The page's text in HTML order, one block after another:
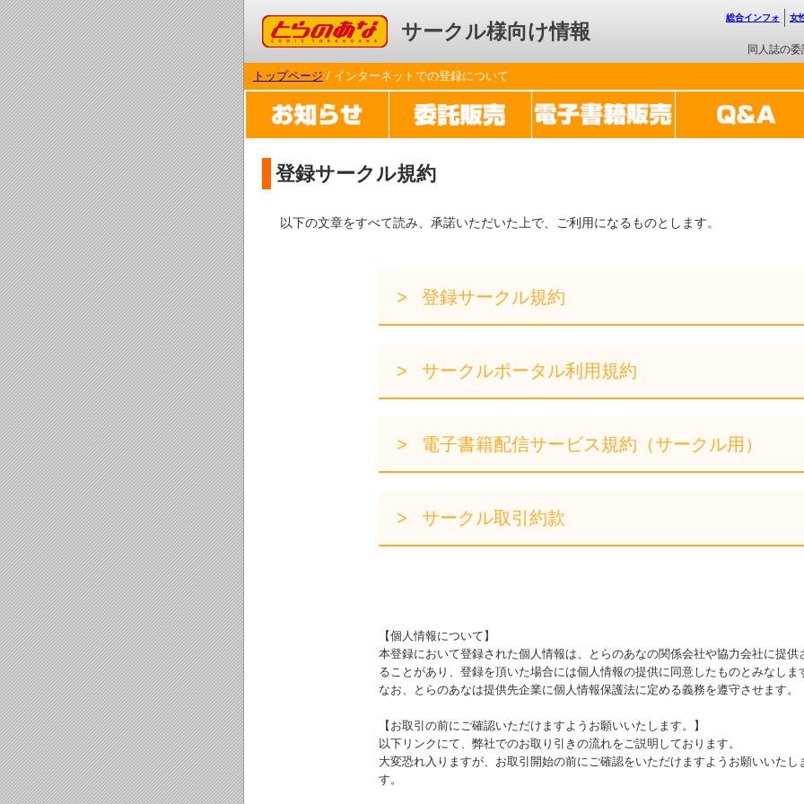
コミックとらのあな サークル様向け情報
同人誌の委
総合インフォ 女
トップページ / インターネットでの登録について
登録サークル規約
以下の文章をすべて読み、承諾いただいた上で、ご利用になるものとします。
登録サークル規約
サークルポータル利用規約
電子書籍配信サービス規約（サークル用）
サークル取引約款
【個人情報について】
本登録において登録された個人情報は、とらのあなの関係会社や協力会社に提供
ることがあり、登録を頂いた場合には個人情報の提供に同意したものとみなしま
なお、とらのあなは提供先企業に個人情報保護法に定める義務を遵守させます。
【お取引の前にご確認いただけますようお願いいたします。】
以下リンクにて、弊社でのお取り引きの流れをご説明しております。
大変恐れ入りますが、お取引開始の前にご確認をいただけますようお願いいたし
す。